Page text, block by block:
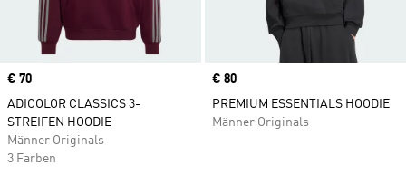
Price
€ 70
ADICOLOR CLASSICS 3-
STREIFEN HOODIE
Männer Originals
3 Farben
Price
€ 80
PREMIUM ESSENTIALS HOODIE
Männer Originals